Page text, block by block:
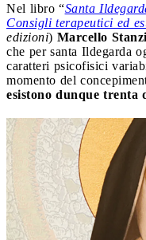
Nel libro “Santa
Consigli terapeutici ed
edizioni) Marcello
che per santa Ildegarda
caratteri psicofisici
momento del
esistono dunque